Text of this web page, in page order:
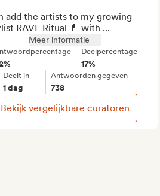
add the artists to my growing
RAVE Ritual 💊 with ...
Meer informatie
Deelpercentage
17%
Deelt in
1 dag
Antwoorden gegeven
738
Bekijk vergelijkbare curatoren